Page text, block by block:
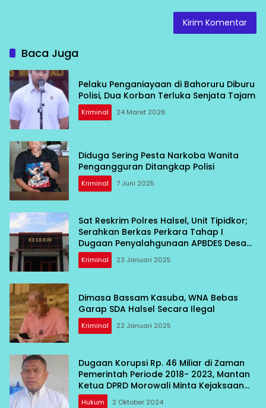
Baca Juga
Pelaku Penganiayaan di Bahoruru Diburu
Polisi, Dua Korban Terluka Senjata Tajam
Kriminal 24 Maret 2026
Diduga Sering Pesta Narkoba Wanita
Pengangguran Ditangkap Polisi
Kriminal 7 Juni 2025
Sat Reskrim Polres Halsel, Unit Tipidkor;
Serahkan Berkas Perkara Tahap I
Dugaan Penyalahgunaan APBDES Desa
Tobaru ke JPU
Kriminal 23 Januari 2025
Dimasa Bassam Kasuba, WNA Bebas
Garap SDA Halsel Secara Ilegal
Kriminal 22 Januari 2025
Dugaan Korupsi Rp. 46 Miliar di Zaman
Pemerintah Periode 2018- 2023, Mantan
Ketua DPRD Morowali Minta Kejaksaan
Tuntaskan
Hukum 2 Oktober 2024